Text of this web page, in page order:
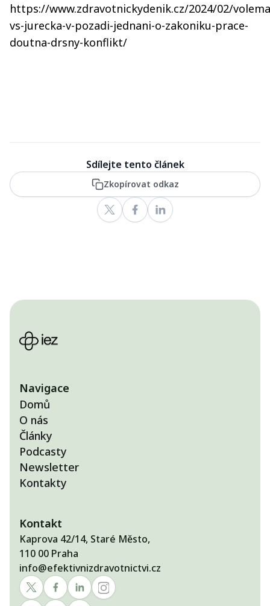
https://www.zdravotnickydenik.cz/2024/02/
vs-jurecka-v-pozadi-jednani-o-zakoniku-prace-
doutna-drsny-konflikt/
Sdílejte tento článek
Zkopírovat odkaz
Navigace
Domů
O nás
Články
Podcasty
Newsletter
Kontakty
Kontakt
Kaprova 42/14, Staré Město,
110 00 Praha
info@efektivnizdravotnictvi.cz